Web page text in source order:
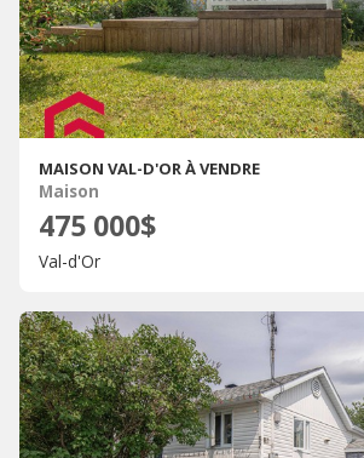
MAISON VAL-D'OR À VENDRE
Maison
475 000$
Val-d'Or